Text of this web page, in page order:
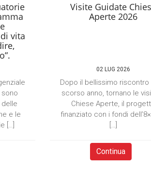
vita
sono
e le
[…]
Visite Guidate
Aperte 2026
02 LUG 2026
Dopo il bellissimo riscontro
scorso anno, tornano le
Chiese Aperte, il
finanziato con i fondi
Continua